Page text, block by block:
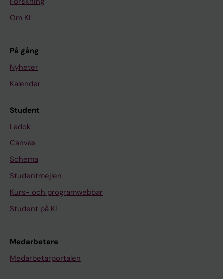
Om KI
På gång
Nyheter
Kalender
Student
Ladok
Canvas
Schema
Studentmejlen
Kurs- och programwebbar
Student på KI
Medarbetare
Medarbetarportalen